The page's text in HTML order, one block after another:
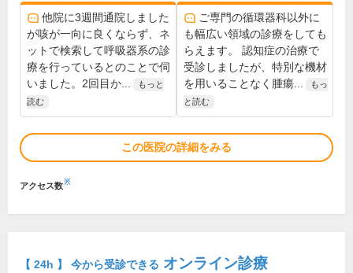
他院に3週間通院しました
が咳が一向に良くならず、ネ
ットで検索して呼吸器系の診
療を行っているとのことで伺
いました。2回目か...
もっと
読む
ご専門の循環器科以外に
も幅広い領域の診療をしても
らえます。 認知症の治療で
受診しましたが、特別な機材
を用いることなく腫瘍...
もっ
と読む
この医院の詳細をみる
アクセス数※
【 24h 】 今から受診できる オンライン診療